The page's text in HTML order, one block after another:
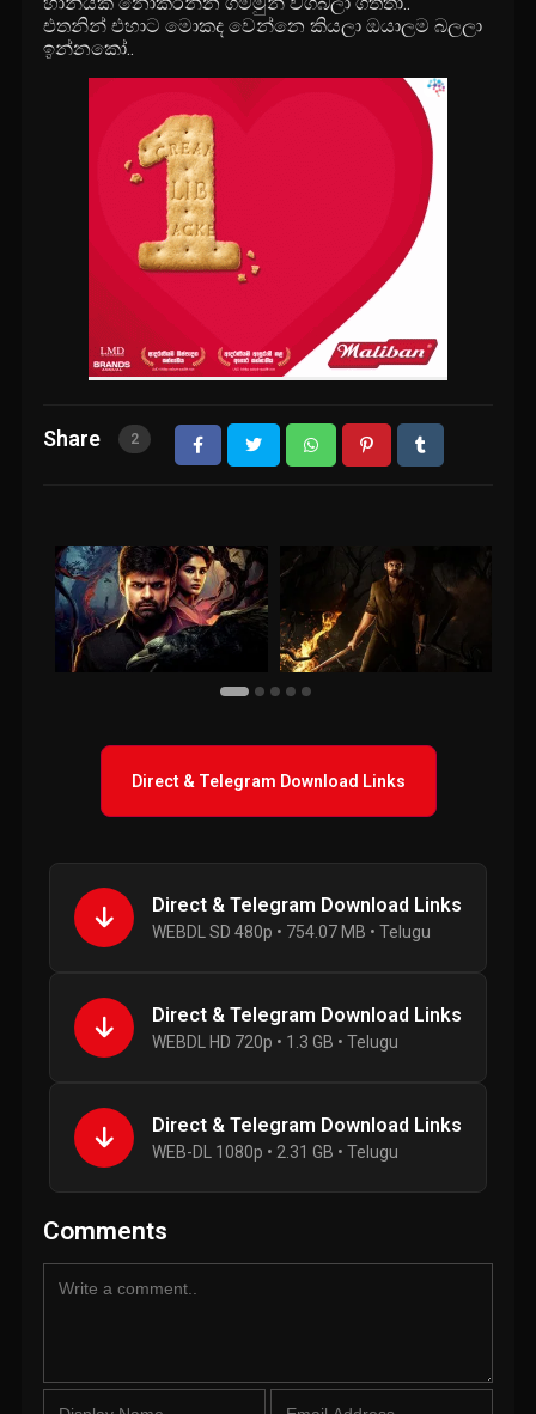
එතනින් එහාට මොකද වෙන්නෙ කියලා ඔයාලම බලලා
ඉන්නකෝ..
Share 2
Direct & Telegram Download Links
Direct & Telegram Download Links
WEBDL SD 480p • 754.07 MB • Telugu
Direct & Telegram Download Links
WEBDL HD 720p • 1.3 GB • Telugu
Direct & Telegram Download Links
WEB-DL 1080p • 2.31 GB • Telugu
Comments